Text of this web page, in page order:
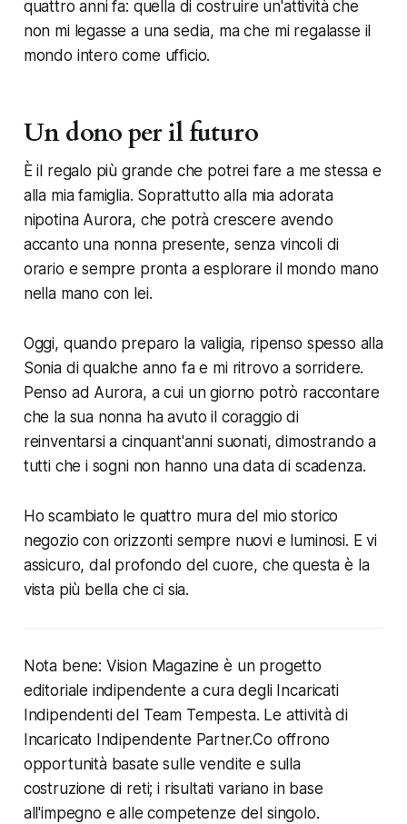
quattro anni fa: quella di costruire un'attività che
non mi legasse a una sedia, ma che mi regalasse il
mondo intero come ufficio.
Un dono per il futuro
È il regalo più grande che potrei fare a me stessa e
alla mia famiglia. Soprattutto alla mia adorata
nipotina Aurora, che potrà crescere avendo
accanto una nonna presente, senza vincoli di
orario e sempre pronta a esplorare il mondo mano
nella mano con lei.
Oggi, quando preparo la valigia, ripenso spesso alla
Sonia di qualche anno fa e mi ritrovo a sorridere.
Penso ad Aurora, a cui un giorno potrò raccontare
che la sua nonna ha avuto il coraggio di
reinventarsi a cinquant'anni suonati, dimostrando a
tutti che i sogni non hanno una data di scadenza.
Ho scambiato le quattro mura del mio storico
negozio con orizzonti sempre nuovi e luminosi. E vi
assicuro, dal profondo del cuore, che questa è la
vista più bella che ci sia.
Nota bene: Vision Magazine è un progetto
editoriale indipendente a cura degli Incaricati
Indipendenti del Team Tempesta. Le attività di
Incaricato Indipendente Partner.Co offrono
opportunità basate sulle vendite e sulla
costruzione di reti; i risultati variano in base
all'impegno e alle competenze del singolo.